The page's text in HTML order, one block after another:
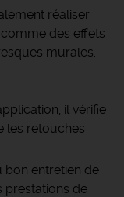
réaliser
des effets
murales.
il vérifie
les retouches
bon entretien de
prestations de